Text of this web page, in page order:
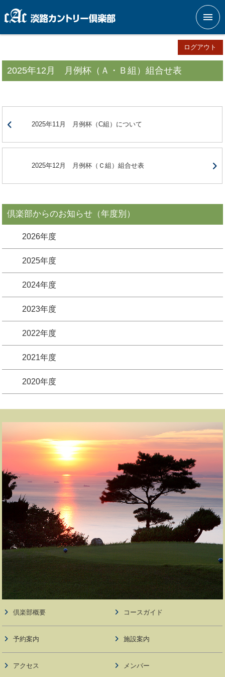
メニ
ログアウト
2025年12月 月例杯（Ａ・Ｂ組）組合せ表
2025年11月 月例杯（C組）について
2025年12月 月例杯（Ｃ組）組合せ表
倶楽部からのお知らせ（年度別）
2026年度
2025年度
2024年度
2023年度
2022年度
2021年度
2020年度
倶楽部概要 コースガイド
予約案内 施設案内
アクセス メンバー